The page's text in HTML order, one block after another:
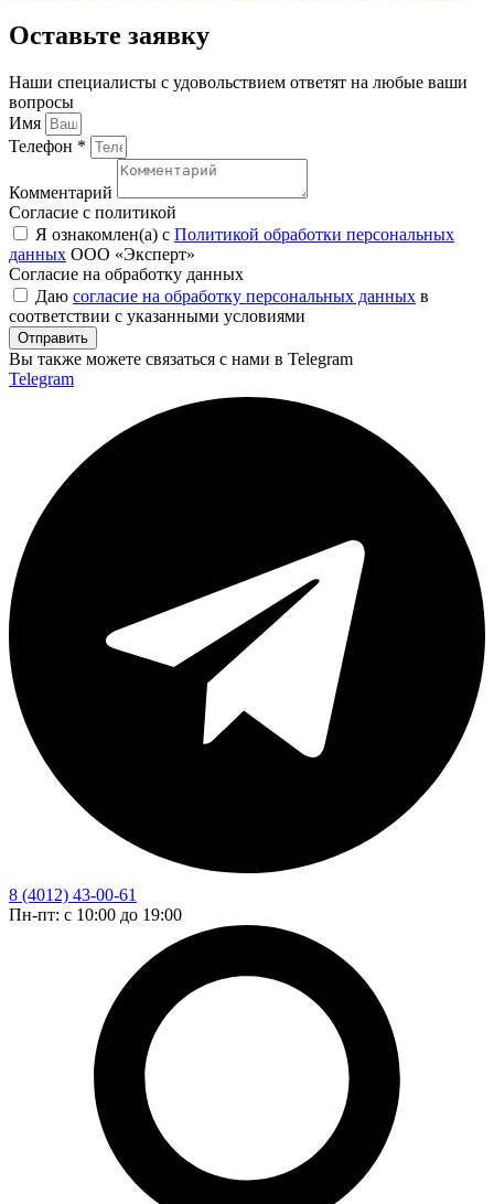
Оставьте заявку
Наши специалисты с удовольствием ответят на любые ваши
вопросы
Имя
Телефон *
Комментарий
Согласие с политикой
Я ознакомлен(а) с Политикой обработки персональных
данных ООО «Эксперт»
Согласие на обработку данных
Даю согласие на обработку персональных данных в
соответствии с указанными условиями
Отправить
Вы также можете связаться с нами в Telegram
Telegram
8 (4012) 43-00-61
Пн-пт: c 10:00 до 19:00